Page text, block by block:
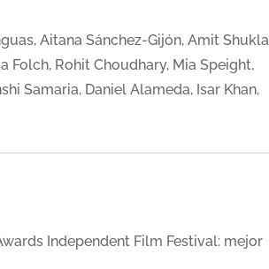
Aitana Sánchez-Gijón, Amit
Folch, Rohit Choudhary, Mia Speight,
Samaria, Daniel Alameda, Isar Khan,
Independent Film Festival: mejor